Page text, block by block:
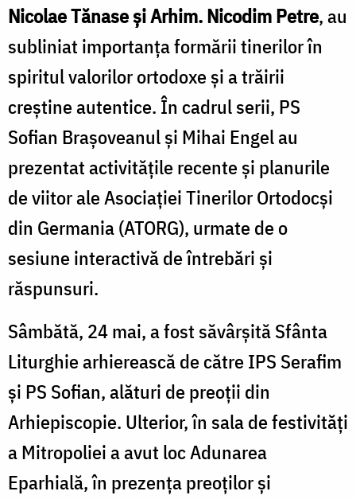
Nicolae Tănase și Arhim. Nicodim Petre, au
subliniat importanța formării tinerilor în
spiritul valorilor ortodoxe și a trăirii
creștine autentice. În cadrul serii, PS
Sofian Brașoveanul și Mihai Engel au
prezentat activitățile recente și planurile
de viitor ale Asociației Tinerilor Ortodocși
din Germania (ATORG), urmate de o
sesiune interactivă de întrebări și
răspunsuri.
Sâmbătă, 24 mai, a fost săvârșită Sfânta
Liturghie arhierească de către IPS Serafim
și PS Sofian, alături de preoții din
Arhiepiscopie. Ulterior, în sala de festivități
a Mitropoliei a avut loc Adunarea
Eparhială, în prezența preoților și